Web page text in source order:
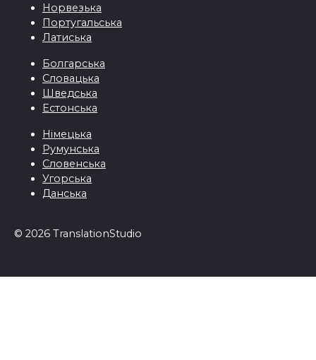
Норвезька
Португальська
Латиська
Болгарська
Словацька
Шведська
Естонська
Німецька
Румунська
Словенська
Угорська
Данська
© 2026 TranslationStudio